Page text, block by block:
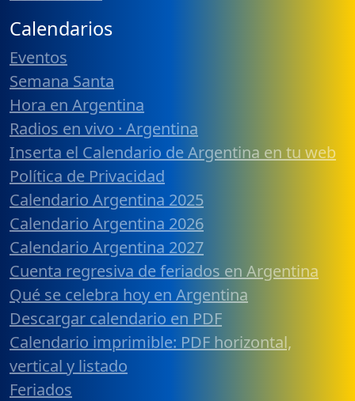
Calendarios
Eventos
Semana Santa
Hora en Argentina
Radios en vivo · Argentina
Inserta el Calendario de Argentina en tu web
Política de Privacidad
Calendario Argentina 2025
Calendario Argentina 2026
Calendario Argentina 2027
Cuenta regresiva de feriados en Argentina
Qué se celebra hoy en Argentina
Descargar calendario en PDF
Calendario imprimible: PDF horizontal,
vertical y listado
Feriados